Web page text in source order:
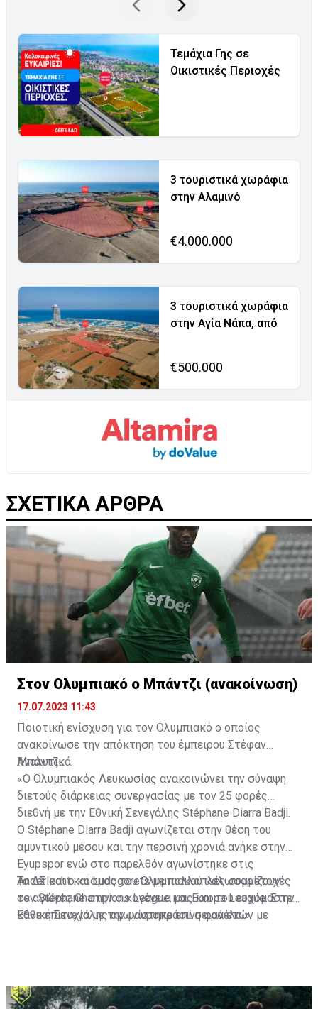
Τεμάχια Γης σε
Οικιστικές Περιοχές
3 τουριστικά χωράφια
στην Αλαμινό
€4.000.000
3 τουριστικά χωράφια
στην Αγία Νάπα, από
€500.000
ΣΧΕΤΙΚΑ ΑΡΘΡΑ
Στον Ολυμπιακό ο Μπάντζι (ανακοίνωση)
17.07.2023 11:43
Ποιοτική ενίσχυση για τον Ολυμπιακό ο οποίος
ανακοίνωσε την απόκτηση του έμπειρου Στέφαν
Μπάντζι.
Αναλυτικά:
«Ο Ολυμπιακός Λευκωσίας ανακοινώνει την σύναψη
διετούς διάρκειας συνεργασίας με τον 25 φορές
διεθνή με την Εθνική Σενεγάλης Stéphane Diarra Badji.
Ο Stéphane Diarra Badji αγωνίζεται στην θέση του
αμυντικού μέσου και την περσινή χρονιά ανήκε στην
Eyupspor ενώ στο παρελθόν αγωνίστηκε στις
Anderlecht και Ludogorets με πολλαπλές συμμετοχές
σε αγώνες Champions League και Europa League. Στην
Εθνική Σενεγάλης αγωνίστηκε επί σειρά ετών με
άριστη τοποθέτηση σε όλο τον χώρο του κέντρου.
Το ΔΣ και ο κόσμος του Ολυμπιακού καλωσορίζουν
τον Stéphane στην οικογένεια μας και του ευχόμαστε
κάθε επιτυχία με την μαυροπράσινη φανέλα.»